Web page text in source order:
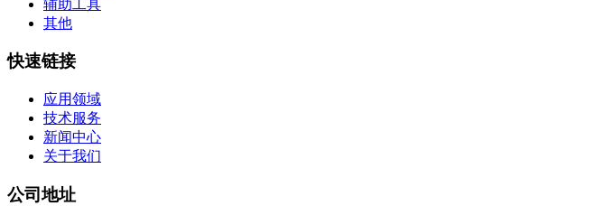
辅助工具
其他
快速链接
应用领域
技术服务
新闻中心
关于我们
公司地址